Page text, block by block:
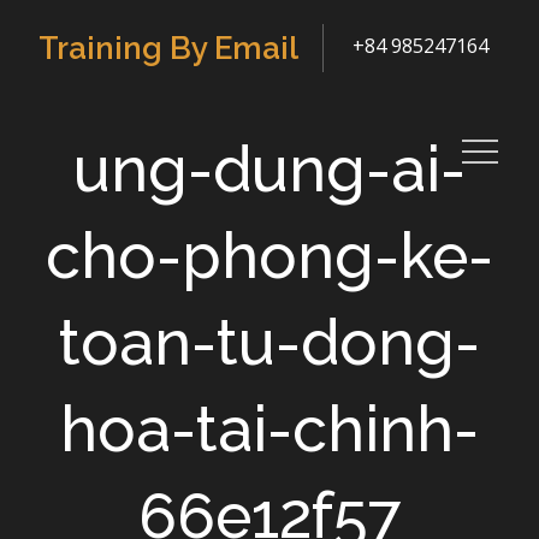
Training By Email +84 985247164
ung-dung-ai-
cho-phong-ke-
toan-tu-dong-
hoa-tai-chinh-
66e12f57